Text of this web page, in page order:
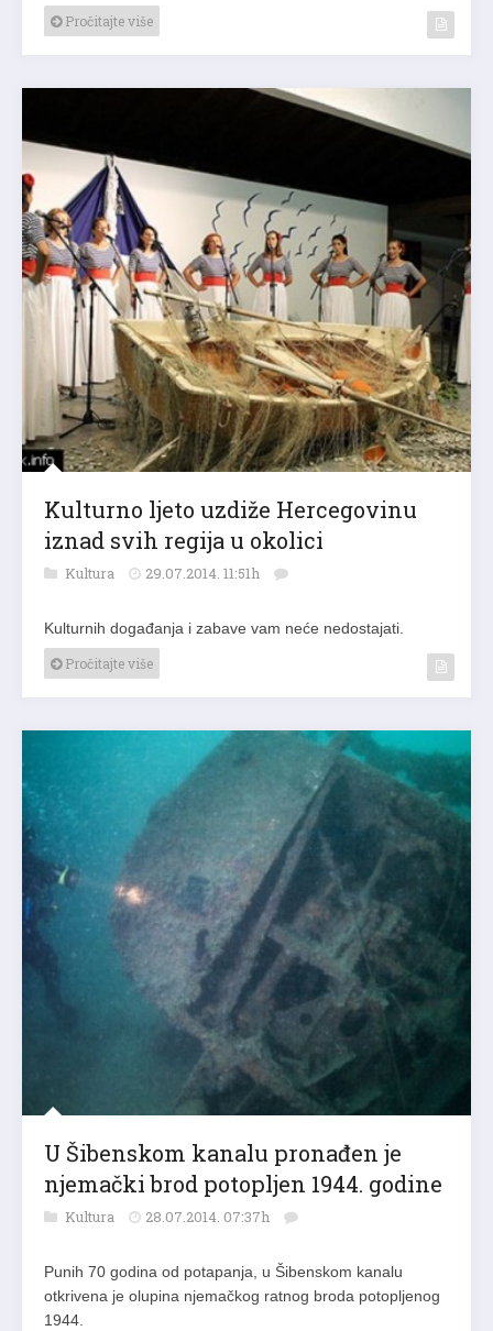
Pročitajte više
Kulturno ljeto uzdiže Hercegovinu
iznad svih regija u okolici
Kultura 29.07.2014. 11:51h
Kulturnih događanja i zabave vam neće nedostajati.
Pročitajte više
U Šibenskom kanalu pronađen je
njemački brod potopljen 1944. godine
Kultura 28.07.2014. 07:37h
Punih 70 godina od potapanja, u Šibenskom kanalu
otkrivena je olupina njemačkog ratnog broda potopljenog
1944.